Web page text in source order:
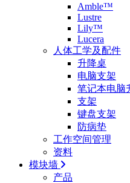
Amble™
Lustre
Lily™
Lucera
人体工学及配件
升降桌
电脑支架
笔记本电脑
支架
键盘支架
防病垫
工作空间管理
资料
模块墙
产品